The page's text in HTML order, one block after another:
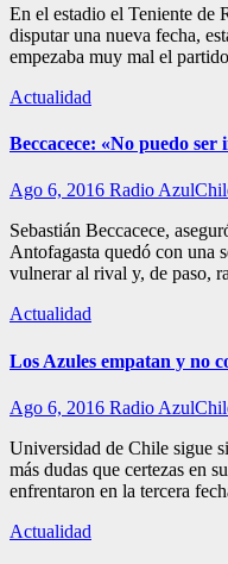
En el estadio el Teniente de
disputar una nueva fecha,
empezaba muy mal el
Actualidad
Beccacece: «No puedo
Ago 6, 2016 Radio
Sebastián Beccacece,
Antofagasta quedó con una
vulnerar al rival y, de paso,
Actualidad
Los Azules empatan y no
Ago 6, 2016 Radio
Universidad de Chile sigue
más dudas que certezas en
enfrentaron en la tercera
Actualidad